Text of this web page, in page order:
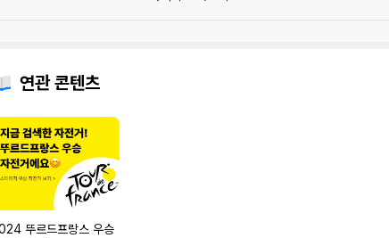
연관 콘텐츠
뚜르드프랑스 우승